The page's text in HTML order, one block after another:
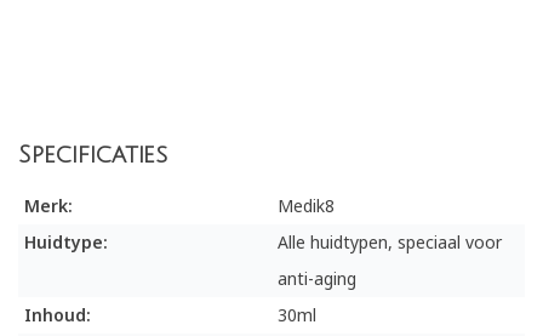
Specificaties
Merk:
Medik8
Huidtype:
Alle huidtypen, speciaal voor
anti-aging
Inhoud:
30ml